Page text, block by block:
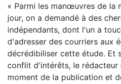
« Parmi les manœuvres de la
jour, on a demandé à des
indépendants, dont l'un a
d'adresser des courriers aux
décrédibiliser cette étude. Et
conflit d'intérêts, le rédacteur
moment de la publication et